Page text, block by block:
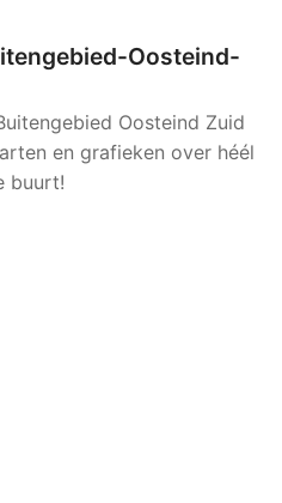
Oosteind-
Oosteind Zuid
en grafieken over héél
buurt!